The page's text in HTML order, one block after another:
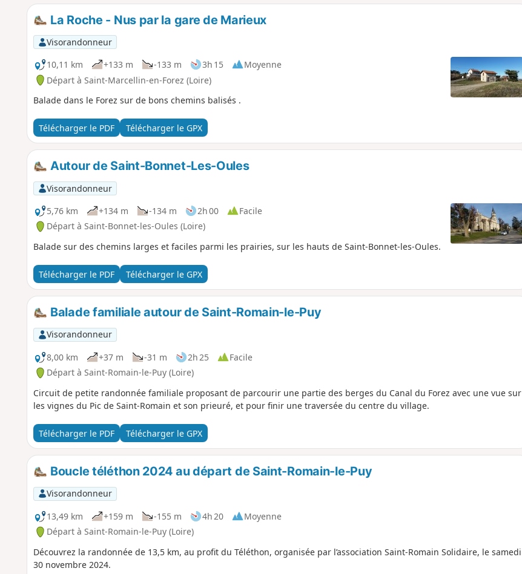
La Roche - Nus par la gare de Marieux
Visorandonneur
10,11 km
+133 m -133 m 3h 15
Moyenne
Départ à Saint-Marcellin-en-Forez (Loire)
Balade dans le Forez sur de bons chemins balisés .
Télécharger le PDF Télécharger le GPX
Autour de Saint-Bonnet-Les-Oules
Visorandonneur
5,76 km
+134 m -134 m 2h 00
Facile
Départ à Saint-Bonnet-les-Oules (Loire)
Balade sur des chemins larges et faciles parmi les prairies, sur les hauts de Saint-Bonnet-les-Oules.
Télécharger le PDF Télécharger le GPX
Balade familiale autour de Saint-Romain-le-Puy
Visorandonneur
8,00 km
+37 m -31 m 2h 25
Facile
Départ à Saint-Romain-le-Puy (Loire)
Circuit de petite randonnée familiale proposant de parcourir une partie des berges du Canal du Forez avec une vue sur
les vignes du Pic de Saint-Romain et son prieuré, et pour finir une traversée du centre du village.
Télécharger le PDF Télécharger le GPX
Boucle téléthon 2024 au départ de Saint-Romain-le-Puy
Visorandonneur
13,49 km
+159 m -155 m 4h 20
Moyenne
Départ à Saint-Romain-le-Puy (Loire)
Découvrez la randonnée de 13,5 km, au profit du Téléthon, organisée par l’association Saint-Romain Solidaire, le samedi
30 novembre 2024.